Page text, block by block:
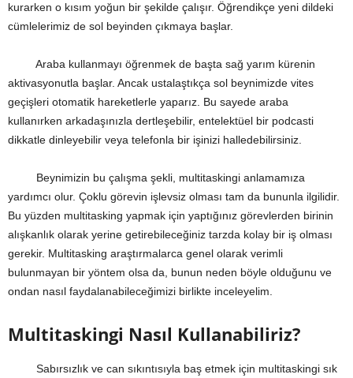
kurarken o kısım yoğun bir şekilde çalışır. Öğrendikçe yeni dildeki
cümlelerimiz de sol beyinden çıkmaya başlar.
Araba kullanmayı öğrenmek de başta sağ yarım kürenin
aktivasyonutla başlar. Ancak ustalaştıkça sol beynimizde vites
geçişleri otomatik hareketlerle yaparız. Bu sayede araba
kullanırken arkadaşınızla dertleşebilir, entelektüel bir podcasti
dikkatle dinleyebilir veya telefonla bir işinizi halledebilirsiniz.
Beynimizin bu çalışma şekli, multitaskingi anlamamıza
yardımcı olur. Çoklu görevin işlevsiz olması tam da bununla ilgilidir.
Bu yüzden multitasking yapmak için yaptığınız görevlerden birinin
alışkanlık olarak yerine getirebileceğiniz tarzda kolay bir iş olması
gerekir. Multitasking araştırmalarca genel olarak verimli
bulunmayan bir yöntem olsa da, bunun neden böyle olduğunu ve
ondan nasıl faydalanabileceğimizi birlikte inceleyelim.
Multitaskingi Nasıl Kullanabiliriz?
Sabırsızlık ve can sıkıntısıyla baş etmek için multitaskingi sık